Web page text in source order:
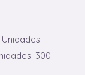
300